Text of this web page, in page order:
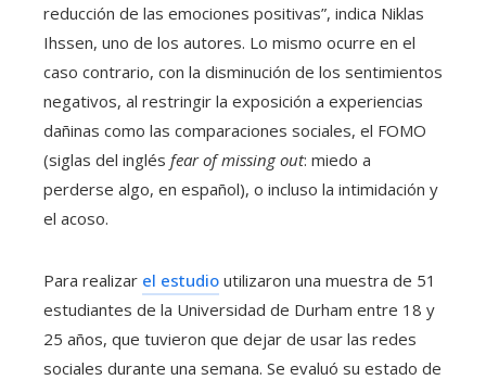
reducción de las emociones positivas”, indica Niklas
Ihssen, uno de los autores. Lo mismo ocurre en el
caso contrario, con la disminución de los sentimientos
negativos, al restringir la exposición a experiencias
dañinas como las comparaciones sociales, el FOMO
(siglas del inglés fear of missing out: miedo a
perderse algo, en español), o incluso la intimidación y
el acoso.
Para realizar el estudio utilizaron una muestra de 51
estudiantes de la Universidad de Durham entre 18 y
25 años, que tuvieron que dejar de usar las redes
sociales durante una semana. Se evaluó su estado de